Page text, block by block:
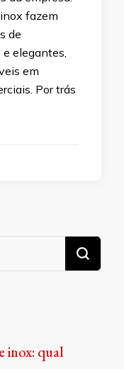
fazem
de
e elegantes,
em
Por trás
inox: qual